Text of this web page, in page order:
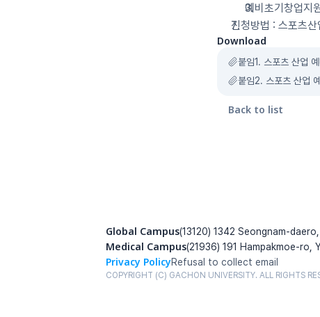
예비초기창업지
신청방법 : 스포츠
Download
붙임1. 스포츠 산업
붙임2. 스포츠 산업
Back to list
Global Campus(13120) 1342 Seongnam-
Medical Campus(21936) 191 Hampakmoe-ro,
Privacy PolicyRefusal to collect email
COPYRIGHT (C) GACHON UNIVERSITY. ALL RIGHTS